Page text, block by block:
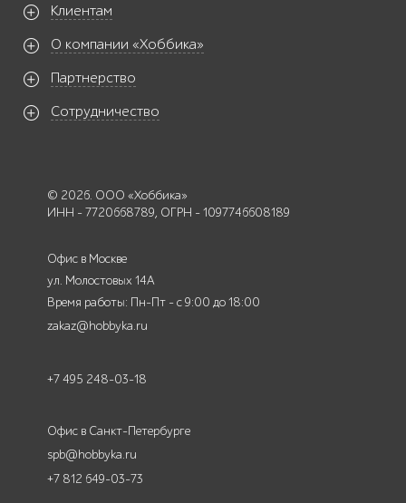
Клиентам
О компании «Хоббика»
Партнерство
Сотрудничество
© 2026. ООО «Хоббика»
ИНН - 7720668789, ОГРН - 1097746608189
Офис в Москве
ул. Молостовых 14А
Время работы: Пн-Пт - с 9:00 до 18:00
zakaz@hobbyka.ru
+7 495 248-03-18
Офис в Санкт-Петербурге
spb@hobbyka.ru
+7 812 649-03-73